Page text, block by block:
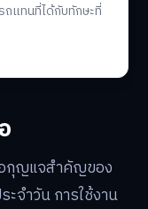
ถแทนที่ได้กับทักษะที่
กุญแจสำคัญของ
จำวัน การใช้งาน